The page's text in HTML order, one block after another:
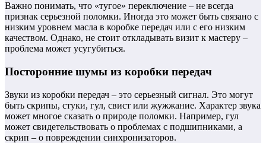
Важно понимать, что «тугое» переключение – не всегда
признак серьезной поломки. Иногда это может быть связано с
низким уровнем масла в коробке передач или с его низким
качеством. Однако, не стоит откладывать визит к мастеру –
проблема может усугубиться.
Посторонние шумы из коробки передач
Звуки из коробки передач – это серьезный сигнал. Это могут
быть скрипы, стуки, гул, свист или жужжание. Характер звука
может многое сказать о природе поломки. Например, гул
может свидетельствовать о проблемах с подшипниками, а
скрип – о повреждении синхронизаторов.